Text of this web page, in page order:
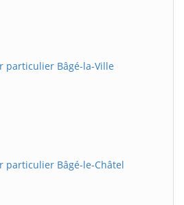
particulier Bâgé-la-Ville
particulier Bâgé-le-Châtel